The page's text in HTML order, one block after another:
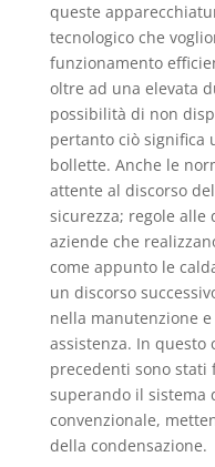
queste
tecnologico che
funzionamento
oltre ad una elevata
possibilità di non
pertanto ciò significa
bollette. Anche le
attente al discorso
sicurezza; regole alle
aziende che
come appunto le
un discorso
nella manutenzione
assistenza. In questo
precedenti sono stati
superando il sistema
convenzionale,
della condensazione.